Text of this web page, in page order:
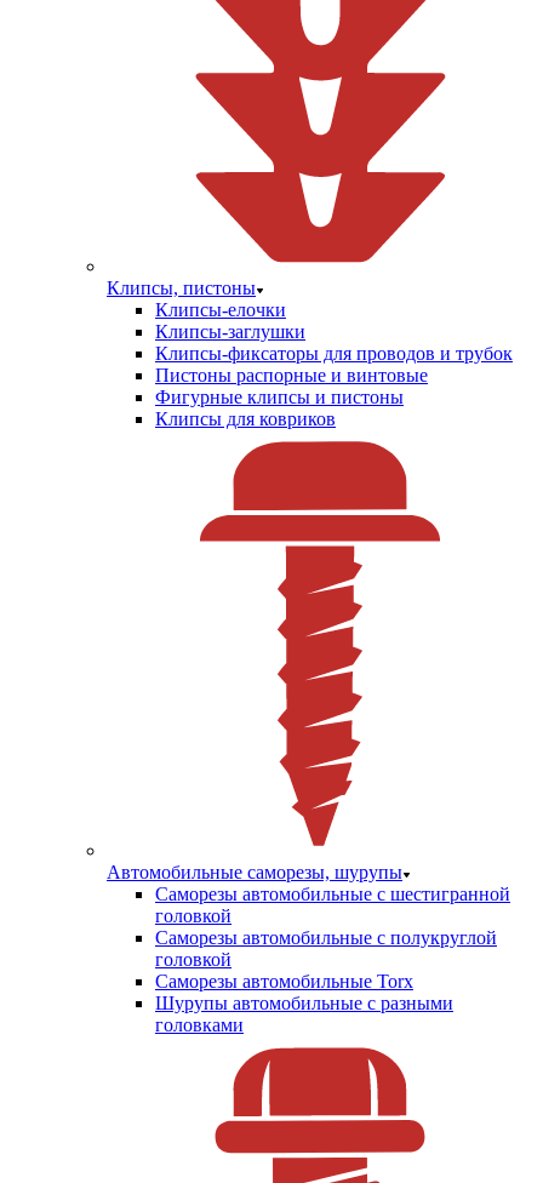
Клипсы, пистоны
Клипсы-елочки
Клипсы-заглушки
Клипсы-фиксаторы для проводов и трубок
Пистоны распорные и винтовые
Фигурные клипсы и пистоны
Клипсы для ковриков
Автомобильные саморезы, шурупы
Саморезы автомобильные с шестигранной
головкой
Саморезы автомобильные с полукруглой
головкой
Саморезы автомобильные Torx
Шурупы автомобильные с разными
головками